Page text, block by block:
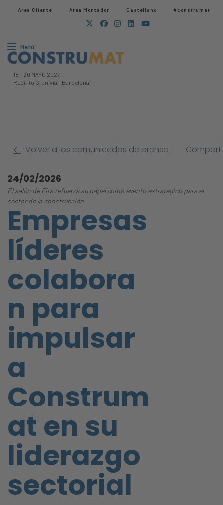
Área Cliente Área Montador Castellano #construmat
Menú
18 - 20 MAYO 2027
Recinto Gran Via - Barcelona
Volver a los comunicados de prensa
24/02/2026
El salón de Fira refuerza su papel como evento estratégico para el
sector de la construcción
Empresas
líderes
colabora
n para
impulsar
a
Construm
at en su
liderazgo
sectorial